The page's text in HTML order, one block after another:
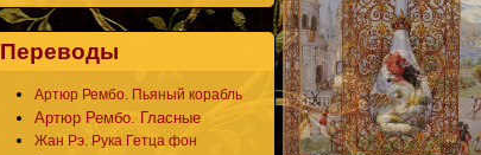
Переводы
Артюр Рембо. Пьяный корабль
Артюр Рембо. Гласные
Жан Рэ. Рука Гетца фон